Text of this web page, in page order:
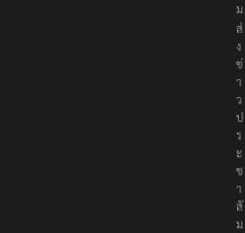
ม
ส่
ง
ข่
า
ว
ป
ร
ะ
ช
า
สั
ม